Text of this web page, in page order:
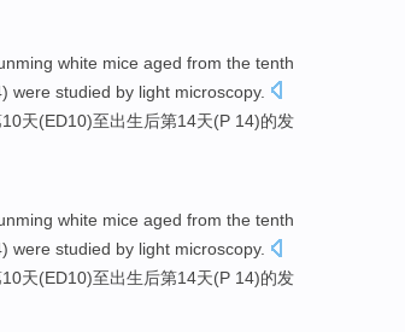
white mice aged from the tenth
) were studied by light microscopy.
天(ED10)至出生后第14天(P 14)的发
white mice aged from the tenth
) were studied by light microscopy.
天(ED10)至出生后第14天(P 14)的发